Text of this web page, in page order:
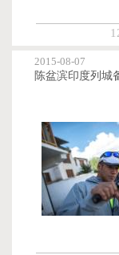
2015-08-07